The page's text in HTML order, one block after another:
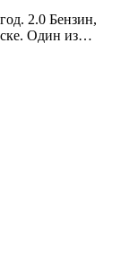
2.0 Бензин,
Один из…